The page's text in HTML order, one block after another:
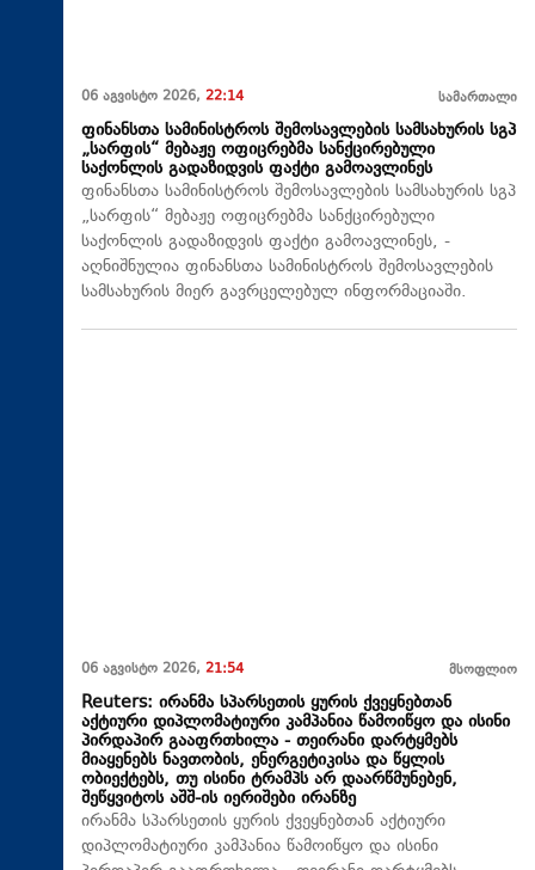
06 აგვისტო 2026, 22:14 სამართალი
ფინანსთა სამინისტროს შემოსავლების სამსახურის სგპ
„სარფის“ მებაჟე ოფიცრებმა სანქცირებული
საქონლის გადაზიდვის ფაქტი გამოავლინეს
ფინანსთა სამინისტროს შემოსავლების სამსახურის სგპ
„სარფის“ მებაჟე ოფიცრებმა სანქცირებული
საქონლის გადაზიდვის ფაქტი გამოავლინეს, -
აღნიშნულია ფინანსთა სამინისტროს შემოსავლების
სამსახურის მიერ გავრცელებულ ინფორმაციაში.
06 აგვისტო 2026, 21:54 მსოფლიო
Reuters: ირანმა სპარსეთის ყურის ქვეყნებთან
აქტიური დიპლომატიური კამპანია წამოიწყო და ისინი
პირდაპირ გააფრთხილა - თეირანი დარტყმებს
მიაყენებს ნავთობის, ენერგეტიკისა და წყლის
ობიექტებს, თუ ისინი ტრამპს არ დაარწმუნებენ,
შეწყვიტოს აშშ-ის იერიშები ირანზე
ირანმა სპარსეთის ყურის ქვეყნებთან აქტიური
დიპლომატიური კამპანია წამოიწყო და ისინი